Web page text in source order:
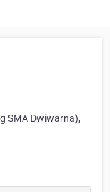
SMA Dwiwarna),